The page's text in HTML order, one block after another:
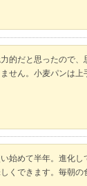
的だと思ったので
せん。小麦パンは
始めて半年。進化
くできます。毎朝